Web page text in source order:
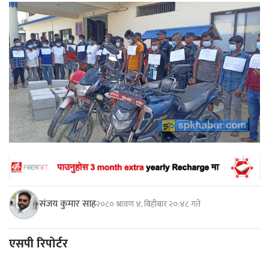
संजय कुमार साह२०८० श्रावण ४, बिहीबार २०:४८ गते
एसपी रिपोर्टर